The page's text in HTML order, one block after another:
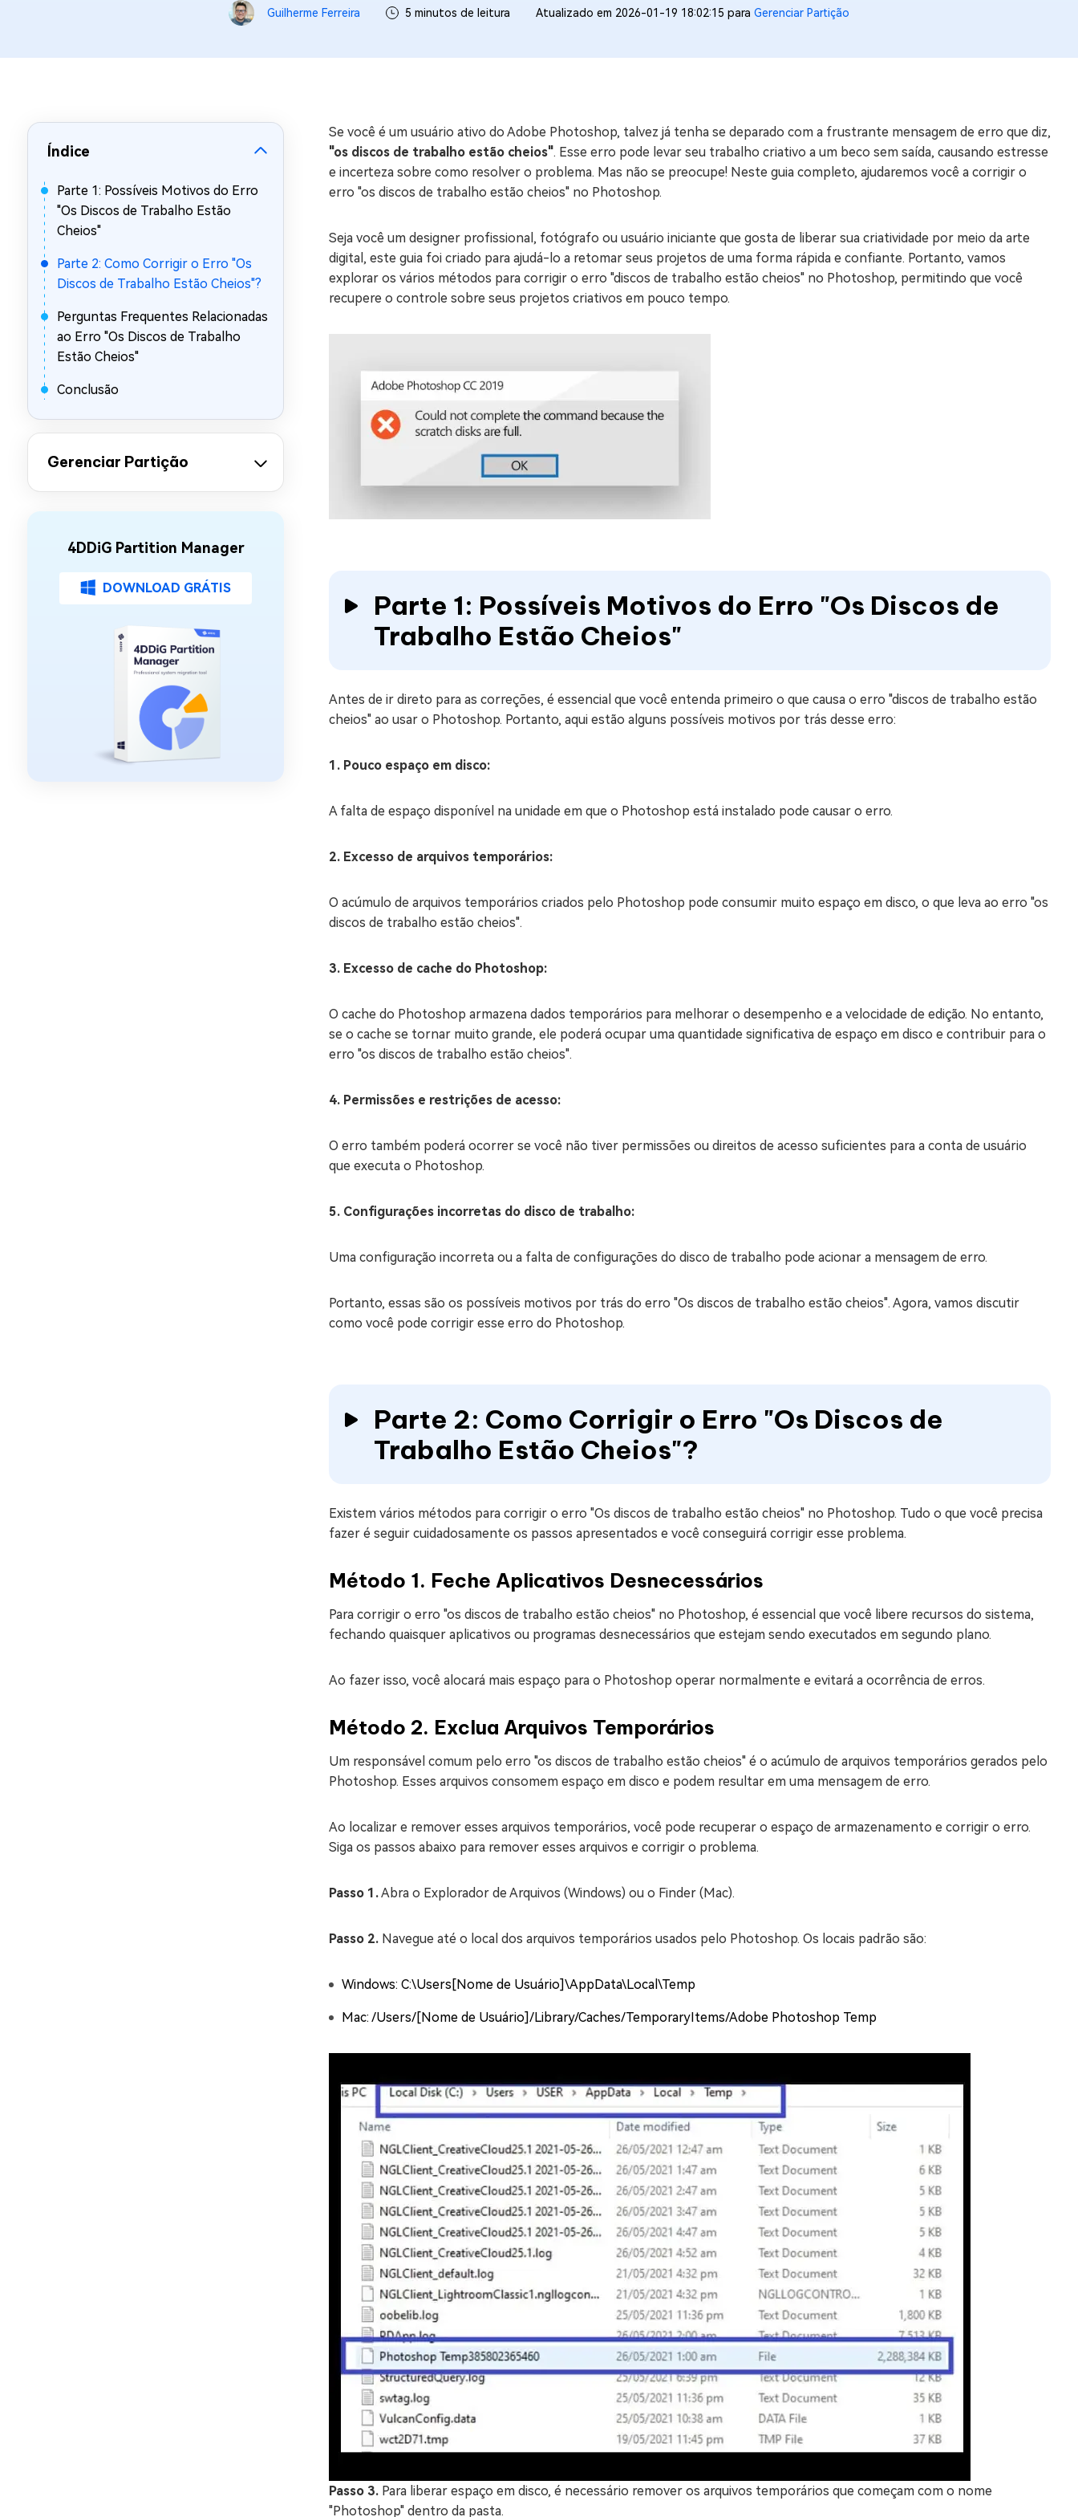
Recuperar Dados de WhatsApp no iPhone/Android
Excluir arquivos duplicados e limpar arquivos inúteis no Mac
Mac Boot Genius
Corrigir Erros de Mac Grátis
Windows 11 Upgrade Checker
Guilherme Ferreira 5 minutos de leitura Atualizado em 2026-01-19 18:02:15 para Gerenciar Partição
Índice
Parte 1: Possíveis Motivos do Erro
"Os Discos de Trabalho Estão
Cheios"
Parte 2: Como Corrigir o Erro "Os
Discos de Trabalho Estão Cheios"?
Perguntas Frequentes Relacionadas
ao Erro "Os Discos de Trabalho
Estão Cheios"
Conclusão
Gerenciar Partição
4DDiG Partition Manager
DOWNLOAD GRÁTIS
Se você é um usuário ativo do Adobe Photoshop, talvez já tenha se deparado com a frustrante mensagem de erro que diz,
"os discos de trabalho estão cheios". Esse erro pode levar seu trabalho criativo a um beco sem saída, causando estresse
e incerteza sobre como resolver o problema. Mas não se preocupe! Neste guia completo, ajudaremos você a corrigir o
erro "os discos de trabalho estão cheios" no Photoshop.
Seja você um designer profissional, fotógrafo ou usuário iniciante que gosta de liberar sua criatividade por meio da arte
digital, este guia foi criado para ajudá-lo a retomar seus projetos de uma forma rápida e confiante. Portanto, vamos
explorar os vários métodos para corrigir o erro "discos de trabalho estão cheios" no Photoshop, permitindo que você
recupere o controle sobre seus projetos criativos em pouco tempo.
Parte 1: Possíveis Motivos do Erro "Os Discos de
Trabalho Estão Cheios"
Antes de ir direto para as correções, é essencial que você entenda primeiro o que causa o erro "discos de trabalho estão
cheios" ao usar o Photoshop. Portanto, aqui estão alguns possíveis motivos por trás desse erro:
1. Pouco espaço em disco:
A falta de espaço disponível na unidade em que o Photoshop está instalado pode causar o erro.
2. Excesso de arquivos temporários:
O acúmulo de arquivos temporários criados pelo Photoshop pode consumir muito espaço em disco, o que leva ao erro "os
discos de trabalho estão cheios".
3. Excesso de cache do Photoshop:
O cache do Photoshop armazena dados temporários para melhorar o desempenho e a velocidade de edição. No entanto,
se o cache se tornar muito grande, ele poderá ocupar uma quantidade significativa de espaço em disco e contribuir para o
erro "os discos de trabalho estão cheios".
4. Permissões e restrições de acesso:
O erro também poderá ocorrer se você não tiver permissões ou direitos de acesso suficientes para a conta de usuário
que executa o Photoshop.
5. Configurações incorretas do disco de trabalho:
Uma configuração incorreta ou a falta de configurações do disco de trabalho pode acionar a mensagem de erro.
Portanto, essas são os possíveis motivos por trás do erro "Os discos de trabalho estão cheios". Agora, vamos discutir
como você pode corrigir esse erro do Photoshop.
Parte 2: Como Corrigir o Erro "Os Discos de
Trabalho Estão Cheios"?
Existem vários métodos para corrigir o erro "Os discos de trabalho estão cheios" no Photoshop. Tudo o que você precisa
fazer é seguir cuidadosamente os passos apresentados e você conseguirá corrigir esse problema.
Método 1. Feche Aplicativos Desnecessários
Para corrigir o erro "os discos de trabalho estão cheios" no Photoshop, é essencial que você libere recursos do sistema,
fechando quaisquer aplicativos ou programas desnecessários que estejam sendo executados em segundo plano.
Ao fazer isso, você alocará mais espaço para o Photoshop operar normalmente e evitará a ocorrência de erros.
Método 2. Exclua Arquivos Temporários
Um responsável comum pelo erro "os discos de trabalho estão cheios" é o acúmulo de arquivos temporários gerados pelo
Photoshop. Esses arquivos consomem espaço em disco e podem resultar em uma mensagem de erro.
Ao localizar e remover esses arquivos temporários, você pode recuperar o espaço de armazenamento e corrigir o erro.
Siga os passos abaixo para remover esses arquivos e corrigir o problema.
Passo 1.Abra o Explorador de Arquivos (Windows) ou o Finder (Mac).
Passo 2. Navegue até o local dos arquivos temporários usados pelo Photoshop. Os locais padrão são:
Windows: C:\Users[Nome de Usuário]\AppData\Local\Temp
Mac: /Users/[Nome de Usuário]/Library/Caches/TemporaryItems/Adobe Photoshop Temp
Passo 3. Para liberar espaço em disco, é necessário remover os arquivos temporários que começam com o nome
"Photoshop" dentro da pasta.